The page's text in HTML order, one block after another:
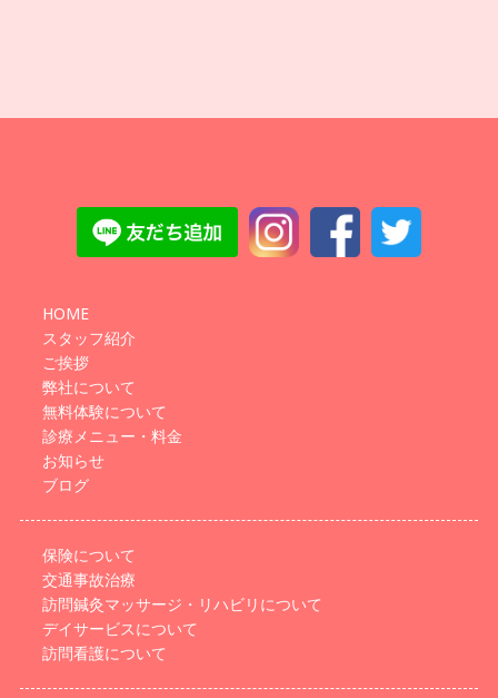
HOME
スタッフ紹介
ご挨拶
弊社について
無料体験について
診療メニュー・料金
お知らせ
ブログ
保険について
交通事故治療
訪問鍼灸マッサージ・リハビリについて
デイサービスについて
訪問看護について